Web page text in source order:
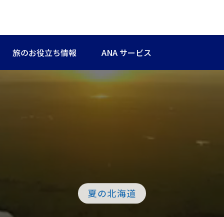
旅のお役立ち情報 ANA サービス
夏の北海道